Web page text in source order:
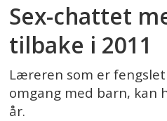
Sex-chattet
tilbake i 2011
Læreren som er
omgang med barn, kan
år.